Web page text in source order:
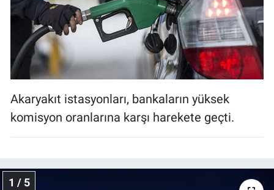
Akaryakıt istasyonları, bankaların yüksek
komisyon oranlarına karşı harekete geçti.
1 / 5